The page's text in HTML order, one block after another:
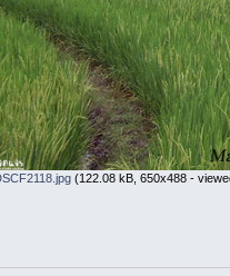
(122.08 kB, 650x488 -